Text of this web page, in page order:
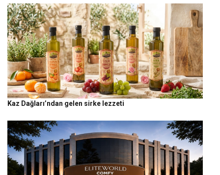
Kaz Dağları’ndan gelen sirke lezzeti